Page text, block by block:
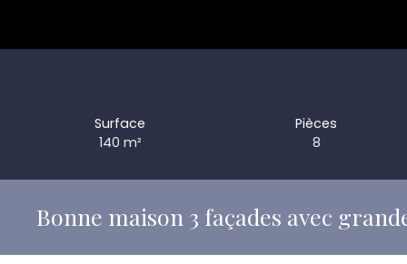
Surface
140 m²
Pièces
8
Bonne maison 3 façades avec